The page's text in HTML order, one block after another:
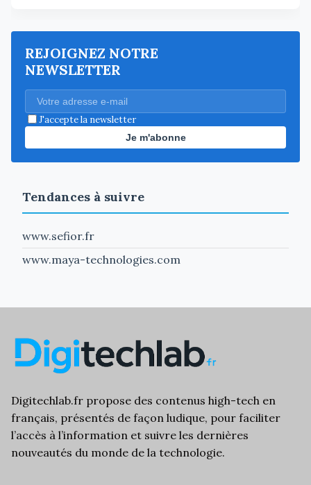
REJOIGNEZ NOTRE
NEWSLETTER
J'accepte la newsletter
Je m'abonne
Tendances à suivre
www.sefior.fr
www.maya-technologies.com
Digitechlab.fr propose des contenus high-tech en
français, présentés de façon ludique, pour faciliter
l’accès à l’information et suivre les dernières
nouveautés du monde de la technologie.